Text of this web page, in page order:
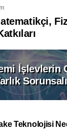
İşlevlerin
Sorunsalı
Teknolojisi